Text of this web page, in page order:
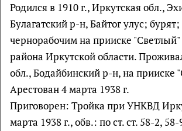
Родился в 1910 г., Иркутская обл.,
Булагатский р-н, Байтог улус;
чернорабочим на прииске "Светлый"
района Иркутской области.
обл., Бодайбинский р-н, на прииске
Арестован 4 марта 1938 г.
Приговорен: Тройка при УНКВД
марта 1938 г., обв.: по ст. ст. 58-2,